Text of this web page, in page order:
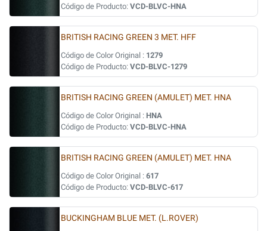
Código de Producto: VCD-BLVC-HNA
BRITISH RACING GREEN 3 MET. HFF
Código de Color Original : 1279
Código de Producto: VCD-BLVC-1279
BRITISH RACING GREEN (AMULET) MET. HNA
Código de Color Original : HNA
Código de Producto: VCD-BLVC-HNA
BRITISH RACING GREEN (AMULET) MET. HNA
Código de Color Original : 617
Código de Producto: VCD-BLVC-617
BUCKINGHAM BLUE MET. (L.ROVER)